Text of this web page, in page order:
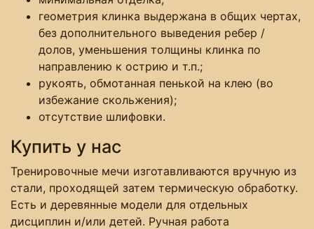
геометрия клинка выдержана в общих чертах,
без дополнительного выведения ребер /
долов, уменьшения толщины клинка по
направлению к острию и т.п.;
рукоять, обмотанная пенькой на клею (во
избежание скольжения);
отсутствие шлифовки.
Купить у нас
Тренировочные мечи изготавливаются вручную из
стали, проходящей затем термическую обработку.
Есть и деревянные модели для отдельных
дисциплин и/или детей. Ручная работа